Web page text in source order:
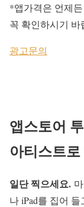
*앱가격은 언제
꼭 확인하시기 바
광고문의
앱스토어
아티스트
일단 찍으세요.
나 iPad를 집어